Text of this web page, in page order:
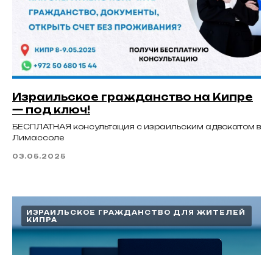
Израильское гражданство на Кипре
— под ключ!
БЕСПЛАТНАЯ консультация с израильским адвокатом в
Лимассоле
03.05.2025
ИЗРАИЛЬСКОЕ ГРАЖДАНСТВО ДЛЯ ЖИТЕЛЕЙ
КИПРА